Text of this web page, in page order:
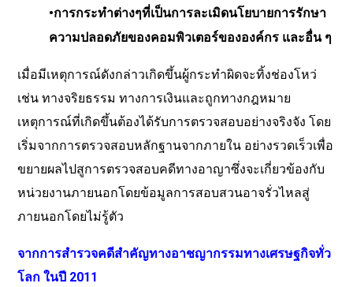
•การกระทำต่างๆที่เป็นการละเมิดนโยบายการรักษา
ความปลอดภัยของคอมพิวเตอร์ขององค์กร และอื่น ๆ
เมื่อมีเหตุการณ์ดังกล่าวเกิดขึ้นผู้กระทำผิดจะทิ้งช่องโหว่
เช่น ทางจริยธรรม ทางการเงินและถูกทางกฎหมาย
เหตุการณ์ที่เกิดขึ้นต้องได้รับการตรวจสอบอย่างจริงจัง โดย
เริ่มจากการตรวจสอบหลักฐานจากภายใน อย่างรวดเร็วเพื่อ
ขยายผลไปสูการตรวจสอบคดีทางอาญาซึ่งจะเกี่ยวข้องกับ
หน่วยงานภายนอกโดยข้อมูลการสอบสวนอาจรั่วไหลสู่
ภายนอกโดยไม่รู้ตัว
จากการสำรวจคดีสำคัญทางอาชญากรรมทางเศรษฐกิจทั่ว
โลก ในปี 2011